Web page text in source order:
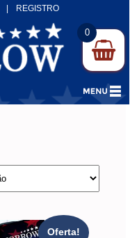
REGISTRO
Oferta!
0